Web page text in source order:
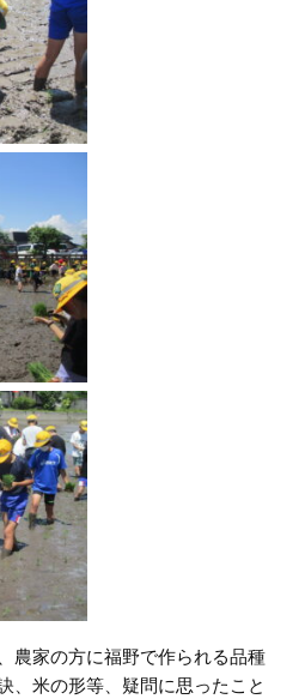
農家の方に福野で作られる品種
、米の形等、疑問に思ったこと